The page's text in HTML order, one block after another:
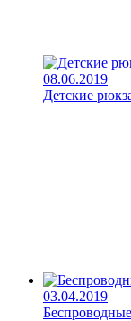
08.06.2019
Детские
03.04.2019